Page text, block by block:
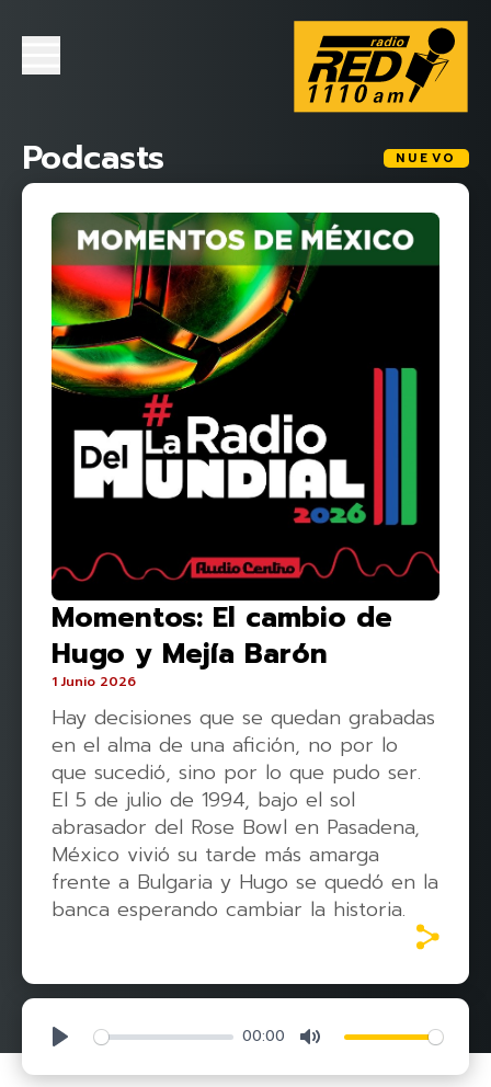
Podcasts NUEVO
Momentos: El cambio de
Hugo y Mejía Barón
1 Junio 2026
Hay decisiones que se quedan grabadas
en el alma de una afición, no por lo
que sucedió, sino por lo que pudo ser.
El 5 de julio de 1994, bajo el sol
abrasador del Rose Bowl en Pasadena,
México vivió su tarde más amarga
frente a Bulgaria y Hugo se quedó en la
banca esperando cambiar la historia.
Play 00:00 Mute